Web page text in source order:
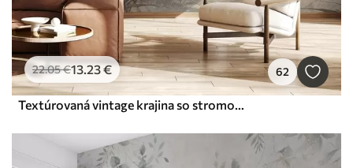
22.05€13.23€ 62
Textúrovaná vintage krajina so stromom v blízkosti rieky a zamračenou oblohou, prírodné umenie v sépiových tónoch